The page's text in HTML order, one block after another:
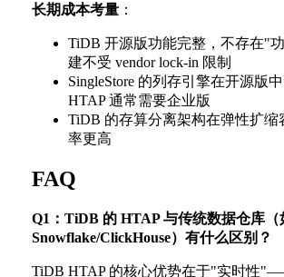
长期成本考量 ：
TiDB 开源版功能完整，不存在"
建不受 vendor lock-in 限制
SingleStore 的列存引擎在开源版
HTAP 通常需要企业版
TiDB 的存算分离架构在弹性扩缩
率更高
FAQ
Q1：TiDB 的 HTAP 与传统数据仓库（
Snowflake/ClickHouse）有什么区别？
TiDB HTAP 的核心优势在于"实时性